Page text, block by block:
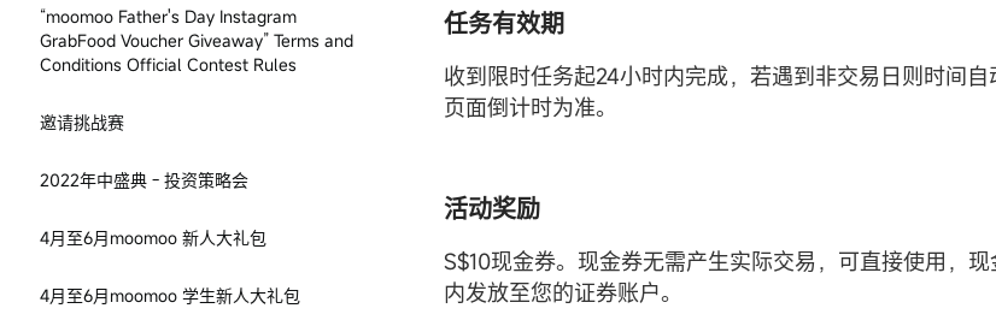
“moomoo Father's Day Instagram
GrabFood Voucher Giveaway” Terms and
Conditions Official Contest Rules
邀请挑战赛
2022年中盛典 - 投资策略会
4月至6月moomoo 新人大礼包
4月至6月moomoo 学生新人大礼包
任务有效期
收到限时任务起24小时内完成，若遇到非交易日则时间
页面倒计时为准。
活动奖励
S$10现金券。现金券无需产生实际交易，可直接使用，
内发放至您的证券账户。